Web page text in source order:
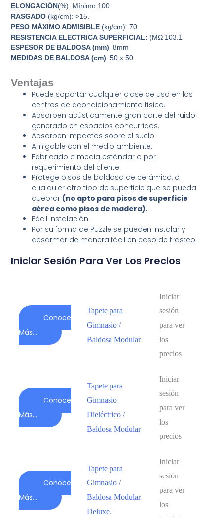
ELONGACIÓN(%): Mínimo 100
RASGADO (kg/cm): >15.
PESO MÁXIMO ADMISIBLE (kg/cm): 70
RESISTENCIA ELECTRICA SUPERFICIAL: (MΩ 103.1
ESPESOR DE BALDOSA (mm): 8mm
MEDIDAS DE BALDOSA (cm): 50 x 50
Ventajas
Puede soportar cualquier clase de uso en los
centros de acondicionamiento físico.
Absorben acústicamente gran parte del ruido
generado en espacios concurridos.
Absorben impactos sobre el suelo.
Amigable con el medio ambiente.
Fabricado a media estándar o por
requerimiento del cliente.
Protege pisos de baldosa de cerámica, o
cualquier otro tipo de superficie que se pueda
quebrar (no apto para pisos de superficie
aérea como pisos de madera).
Fácil instalación.
Por su forma de Puzzle se pueden instalar y
desarmar de manera fácil en caso de trasteo.
Iniciar Sesión Para Ver Los Precios
Conoce
Más...
Tapete para
Gimnasio /
Baldosa Modular
Iniciar
sesión
para ver
los
precios
Conoce
Más...
Tapete para
Gimnasio
Dieléctrico /
Baldosa Modular
Iniciar
sesión
para ver
los
precios
Conoce
Más...
Tapete para
Gimnasio /
Baldosa Modular
Deluxe.
Iniciar
sesión
para ver
los